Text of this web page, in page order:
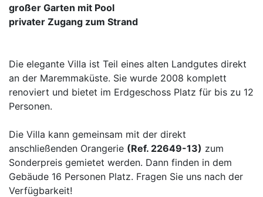
großer Garten mit Pool
privater Zugang zum Strand
Die elegante Villa ist Teil eines alten Landgutes direkt
an der Maremmaküste. Sie wurde 2008 komplett
renoviert und bietet im Erdgeschoss Platz für bis zu 12
Personen.
Die Villa kann gemeinsam mit der direkt
anschließenden Orangerie (Ref. 22649-13) zum
Sonderpreis gemietet werden. Dann finden in dem
Gebäude 16 Personen Platz. Fragen Sie uns nach der
Verfügbarkeit!